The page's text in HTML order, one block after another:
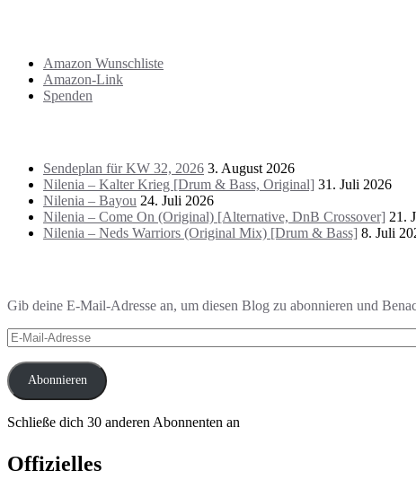
Amazon Wunschliste
Amazon-Link
Spenden
Sendeplan für KW 32, 2026 3. August 2026
Nilenia – Kalter Krieg [Drum & Bass, Original] 31. Juli 2026
Nilenia – Bayou 24. Juli 2026
Nilenia – Come On (Original) [Alternative, DnB Crossover] 21.
Nilenia – Neds Warriors (Original Mix) [Drum & Bass] 8. Juli
Gib deine E-Mail-Adresse an, um diesen Blog zu abonnieren und
E-
Mail-
Adresse
Abonnieren
Schließe dich 30 anderen Abonnenten an
Offizielles